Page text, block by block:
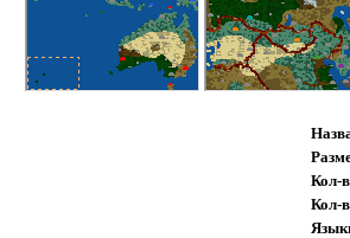
Кол-
Кол-